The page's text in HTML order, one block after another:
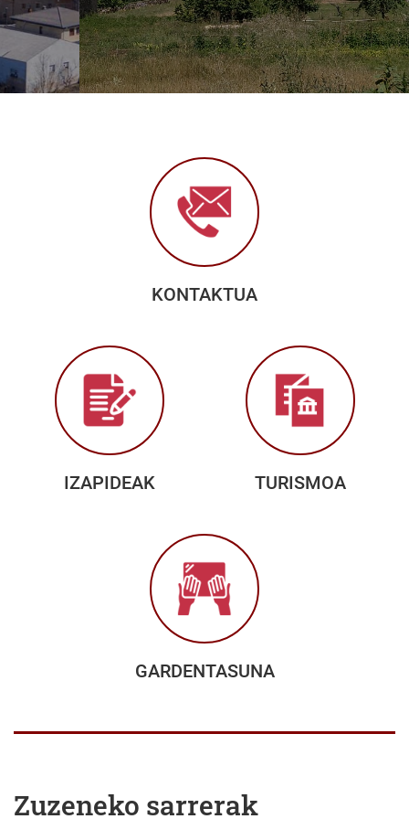
KONTAKTUA
IZAPIDEAK TURISMOA
GARDENTASUNA
Zuzeneko sarrerak